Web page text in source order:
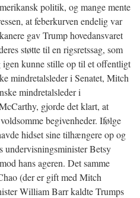
politik, og mange mente
at feberkurven endelig var
gav Trump hovedansvaret
støtte til en rigsretssag, som
igen kunne stille op til et offentligt
mindretalsleder i Senatet, Mitch
mindretalsleder i
gjorde det klart, at
begivenheder. Ifølge
hidset sine tilhængere op og
undervisningsminister Betsy
hans ageren. Det samme
(der er gift med Mitch
William Barr kaldte Trumps